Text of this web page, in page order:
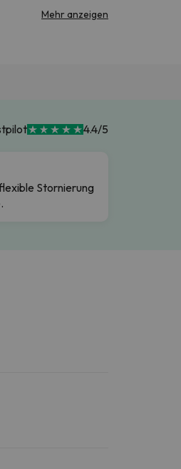
Mehr anzeigen
4.4/5
Stornierung